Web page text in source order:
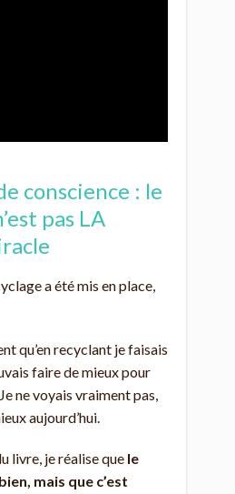
conscience : le
pas LA
a été mis en place,
qu’en recyclant je faisais
faire de mieux pour
ne voyais vraiment pas,
aujourd’hui.
livre, je réalise que le
mais que c’est